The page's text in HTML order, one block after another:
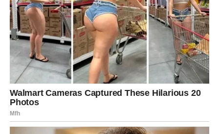
Počinjete vjerovati sebi više nego
ikada prije
Najveća promjena koja vam dolazi nije samo u novcu ili
ljubavi, već i u vama samima. Tokom narednog perioda
počećete mnogo više vjerovati sebi i svojim
sposobnostima.
Strahovi, nesigurnosti i razočaranja koja su vas pratila
polako ostaju iza vas. Konačno ćete osjetiti da imate